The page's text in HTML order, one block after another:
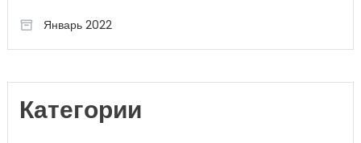
Январь 2022
Категории